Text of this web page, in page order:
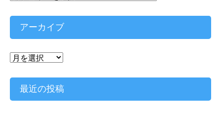
ゴ
ー
アーカイブ
ア
カ
ブ
最近の投稿